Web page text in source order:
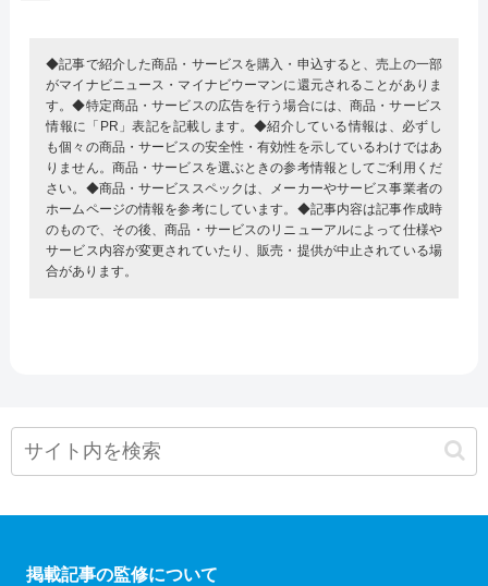
◆記事で紹介した商品・サービスを購入・申込すると、売上の一部
がマイナビニュース・マイナビウーマンに還元されることがありま
す。◆特定商品・サービスの広告を行う場合には、商品・サービス
情報に「PR」表記を記載します。◆紹介している情報は、必ずし
も個々の商品・サービスの安全性・有効性を示しているわけではあ
りません。商品・サービスを選ぶときの参考情報としてご利用くだ
さい。◆商品・サービススペックは、メーカーやサービス事業者の
ホームページの情報を参考にしています。◆記事内容は記事作成時
のもので、その後、商品・サービスのリニューアルによって仕様や
サービス内容が変更されていたり、販売・提供が中止されている場
合があります。
掲載記事の監修について